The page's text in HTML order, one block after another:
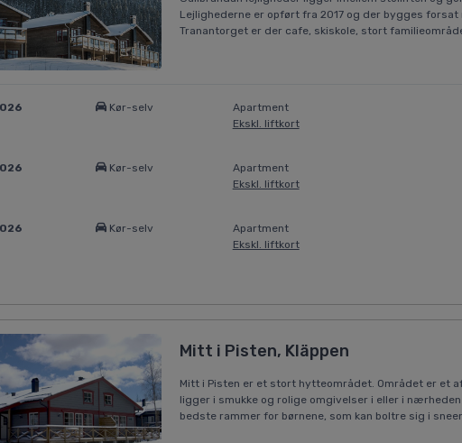
Lejlighederne er opført fra 2017 og der bygges
Tranantorget er der cafe, skiskole, stort
Kør-selv
Apartment
Ekskl. liftkort
Kør-selv
Apartment
Ekskl. liftkort
Kør-selv
Apartment
Ekskl. liftkort
Mitt i Pisten, Kläppen
Mitt i Pisten er et stort hytteområdet. Området er et
ligger i smukke og rolige omgivelser i eller i
bedste rammer for børnene, som kan boltre sig i